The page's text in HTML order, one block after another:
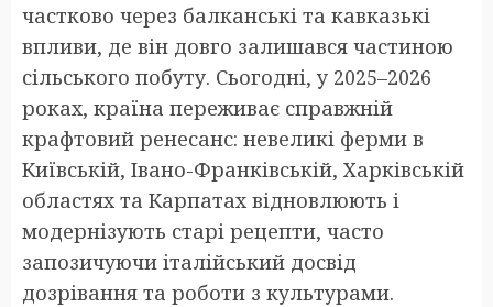
частково через балканські та кавказькі
впливи, де він довго залишався частиною
сільського побуту. Сьогодні, у 2025–2026
роках, країна переживає справжній
крафтовий ренесанс: невеликі ферми в
Київській, Івано-Франківській, Харківській
областях та Карпатах відновлюють і
модернізують старі рецепти, часто
запозичуючи італійський досвід
дозрівання та роботи з культурами.